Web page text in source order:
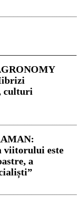
culturi
viitorului este
a